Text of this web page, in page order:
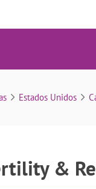
Health
Estados Unidos
&